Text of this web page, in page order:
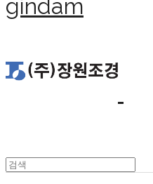
gindam